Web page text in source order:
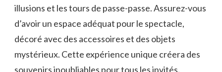
illusions ⁤et ⁤les tours de passe-passe. Assurez-vous
d’avoir ⁣un espace adéquat ‍pour le​ spectacle,⁣
décoré ⁢avec​ des accessoires ⁣et ⁢des ‌objets
mystérieux. ‌Cette expérience unique ​créera des
souvenirs inoubliables pour tous les​ invités.